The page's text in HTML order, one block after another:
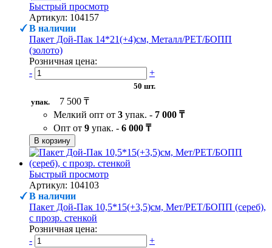
Быстрый просмотр
Артикул: 104157
В наличии
Пакет Дой-Пак 14*21(+4)см, Металл/PET/БОПП
(золото)
Розничная цена:
-
+
50 шт.
упак.
7 500 ₸
Мелкий опт от 3 упак. - 7 000 ₸
Опт от 9 упак. - 6 000 ₸
В корзину
Быстрый просмотр
Артикул: 104103
В наличии
Пакет Дой-Пак 10,5*15(+3,5)см, Мет/PET/БОПП (сереб),
с прозр. стенкой
Розничная цена:
-
+